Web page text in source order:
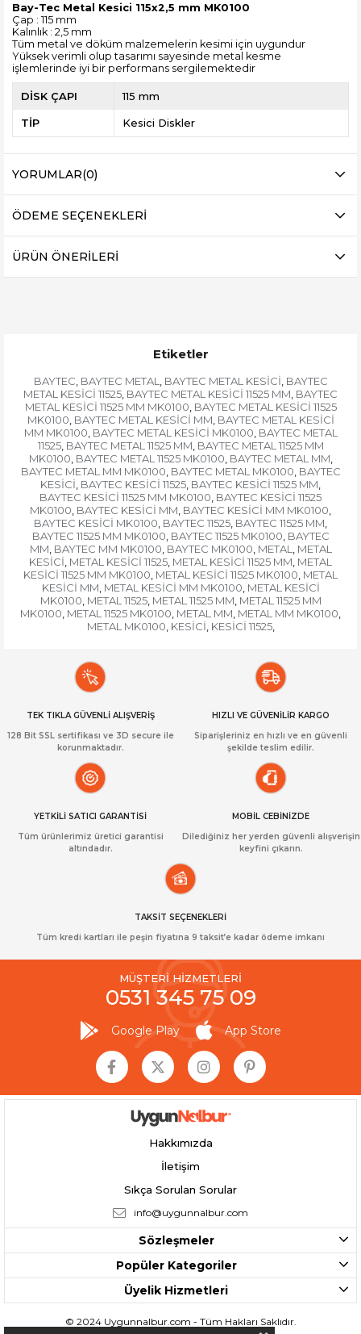
Bay-Tec Metal Kesici 115x2,5 mm MK0100
Çap : 115 mm
Kalınlık : 2,5 mm
Tüm metal ve döküm malzemelerin kesimi için uygundur
Yüksek verimli olup tasarımı sayesinde metal kesme
işlemlerinde iyi bir performans sergilemektedir
DİSK ÇAPI 115 mm
TİP Kesici Diskler
YORUMLAR(0)
ÖDEME SEÇENEKLERI
ÜRÜN ÖNERILERI
Etiketler
BAYTEC BAYTEC METAL BAYTEC METAL KESİCİ BAYTEC
METAL KESİCİ 11525 BAYTEC METAL KESİCİ 11525 MM BAYTEC
METAL KESİCİ 11525 MM MK0100 BAYTEC METAL KESİCİ 11525
MK0100 BAYTEC METAL KESİCİ MM BAYTEC METAL KESİCİ
MM MK0100 BAYTEC METAL KESİCİ MK0100 BAYTEC METAL
11525, BAYTEC METAL 11525 MM BAYTEC METAL 11525 MM
MK0100 BAYTEC METAL 11525 MK0100 BAYTEC METAL MM
BAYTEC METAL MM MK0100 BAYTEC METAL MK0100 BAYTEC
KESİCİ BAYTEC KESİCİ 11525 BAYTEC KESİCİ 11525 MM
BAYTEC KESİCİ 11525 MM MK0100 BAYTEC KESİCİ 11525
MK0100 BAYTEC KESİCİ MM BAYTEC KESİCİ MM MK0100
BAYTEC KESİCİ MK0100 BAYTEC 11525 BAYTEC 11525 MM
BAYTEC 11525 MM MK0100 BAYTEC 11525 MK0100 BAYTEC
MM BAYTEC MM MK0100 BAYTEC MK0100 METAL
METAL
KESİCİ METAL KESİCİ 11525 METAL KESİCİ 11525 MM METAL
KESİCİ 11525 MM MK0100 METAL KESİCİ 11525 MK0100 METAL
KESİCİ MM METAL KESİCİ MM MK0100 METAL KESİCİ
MK0100 METAL 11525, METAL 11525 MM METAL 11525 MM
MK0100 METAL 11525 MK0100 METAL MM METAL MM MK0100
METAL MK0100 KESİCİ KESİCİ 11525,
TEK TIKLA GÜVENLİ ALIŞVERİŞ
128 Bit SSL sertifikası ve 3D secure ile
korunmaktadır.
HIZLI VE GÜVENİLİR KARGO
Siparişleriniz en hızlı ve en güvenli
şekilde teslim edilir.
YETKİLİ SATICI GARANTİSİ
Tüm ürünlerimiz üretici garantisi
altındadır.
MOBİL CEBİNİZDE
Dilediğiniz her yerden güvenli alışverişin
keyfini çıkarın.
TAKSİT SEÇENEKLERİ
Tüm kredi kartları ile peşin fiyatına 9 taksit’e kadar ödeme imkanı
MÜŞTERİ HİZMETLERİ
0531 345 75 09
Google Play App Store
Hakkımızda
İletişim
Sıkça Sorulan Sorular
info@uygunnalbur.com
Sözleşmeler
Popüler Kategoriler
Üyelik Hizmetleri
© 2024 Uygunnalbur.com - Tüm Hakları Saklıdır.